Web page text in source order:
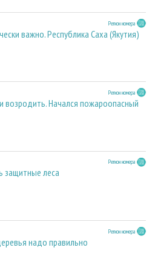
Регион номера
важно. Республика Саха (Якутия)
Регион номера
возродить. Начался пожароопасный
Регион номера
защитные леса
Регион номера
надо правильно